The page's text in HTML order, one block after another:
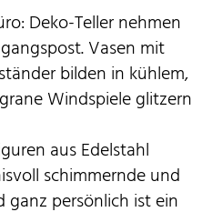
Deko-Teller nehmen
Vasen mit
bilden in kühlem,
Windspiele glitzern
aus Edelstahl
schimmernde und
persönlich ist ein